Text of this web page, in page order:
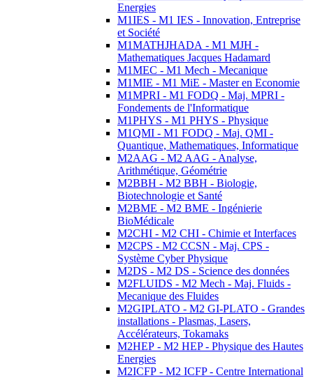
Energies
M1IES - M1 IES - Innovation, Entreprise
et Société
M1MATHJHADA - M1 MJH -
Mathematiques Jacques Hadamard
M1MEC - M1 Mech - Mecanique
M1MIE - M1 MiE - Master en Economie
M1MPRI - M1 FODQ - Maj. MPRI -
Fondements de l'Informatique
M1PHYS - M1 PHYS - Physique
M1QMI - M1 FODQ - Maj. QMI -
Quantique, Mathematiques, Informatique
M2AAG - M2 AAG - Analyse,
Arithmétique, Géométrie
M2BBH - M2 BBH - Biologie,
Biotechnologie et Santé
M2BME - M2 BME - Ingénierie
BioMédicale
M2CHI - M2 CHI - Chimie et Interfaces
M2CPS - M2 CCSN - Maj. CPS -
Système Cyber Physique
M2DS - M2 DS - Science des données
M2FLUIDS - M2 Mech - Maj. Fluids -
Mecanique des Fluides
M2GIPLATO - M2 GI-PLATO - Grandes
installations - Plasmas, Lasers,
Accélérateurs, Tokamaks
M2HEP - M2 HEP - Physique des Hautes
Energies
M2ICFP - M2 ICFP - Centre International